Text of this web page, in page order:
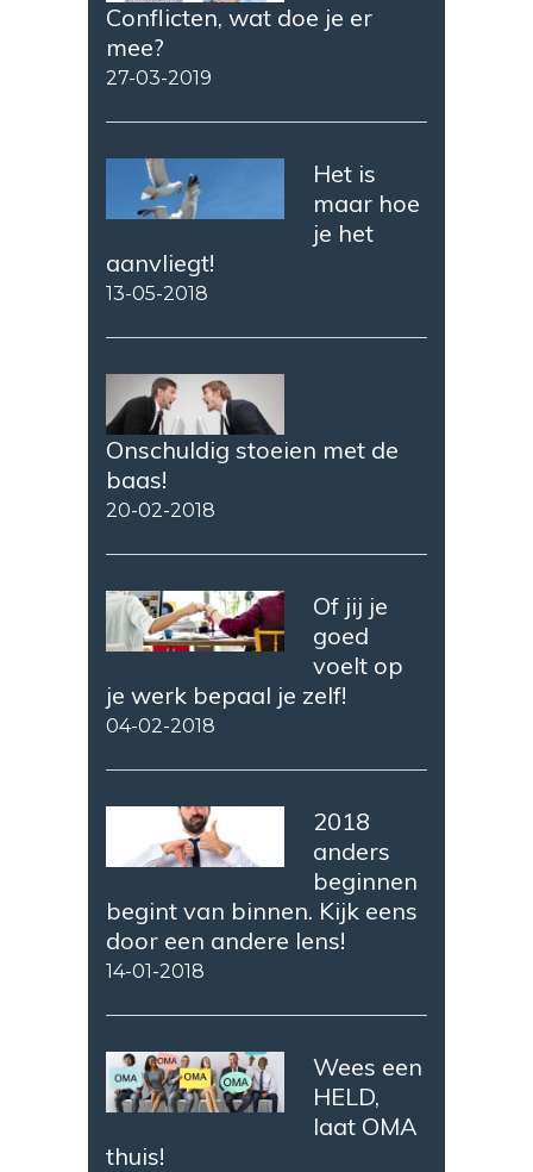
Conflicten, wat doe je er
mee?
27-03-2019
Het is
maar hoe
je het
aanvliegt!
13-05-2018
Onschuldig stoeien met de
baas!
20-02-2018
Of jij je
goed
voelt op
je werk bepaal je zelf!
04-02-2018
2018
anders
beginnen
begint van binnen. Kijk eens
door een andere lens!
14-01-2018
Wees een
HELD,
laat OMA
thuis!